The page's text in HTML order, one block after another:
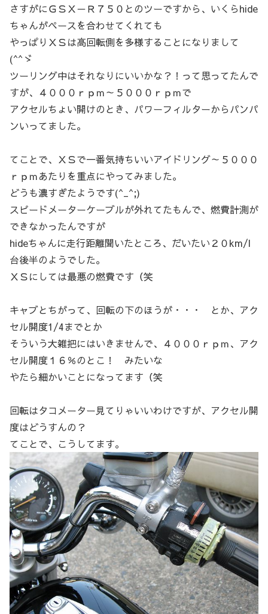
さすがにＧＳＸ－Ｒ７５０とのツーですから、いくらhide
ちゃんがペースを合わせてくれても
やっぱりＸＳは高回転側を多様することになりまして
(^^ゞ
ツーリング中はそれなりにいいかな？！って思ってたんで
すが、４０００ｒｐｍ～５０００ｒｐｍで
アクセルちょい開けのとき、パワーフィルターからパンパ
ンいってました。
てことで、ＸＳで一番気持ちいいアイドリング～５０００
ｒｐｍあたりを重点にやってみました。
どうも濃すぎたようです(^_^;)
スピードメーターケーブルが外れてたもんで、燃費計測が
できなかったんですが
hideちゃんに走行距離聞いたところ、だいたい２０km/l
台後半のようでした。
ＸＳにしては最悪の燃費です（笑
キャブとちがって、回転の下のほうが・・・ とか、アク
セル開度1/4までとか
そういう大雑把にはいきませんで、４０００ｒｐｍ、アク
セル開度１６％のとこ！ みたいな
やたら細かいことになってます（笑
回転はタコメーター見てりゃいいわけですが、アクセル開
度はどうすんの？
てことで、こうしてます。